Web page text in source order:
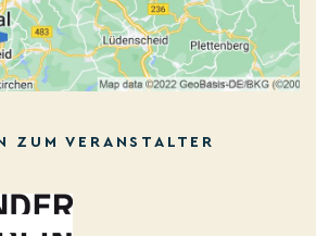
ZUM VERANSTALTER